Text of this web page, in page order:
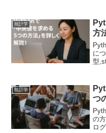
を
ー
統計学
方
に
型
統計学
つ
の
ロ